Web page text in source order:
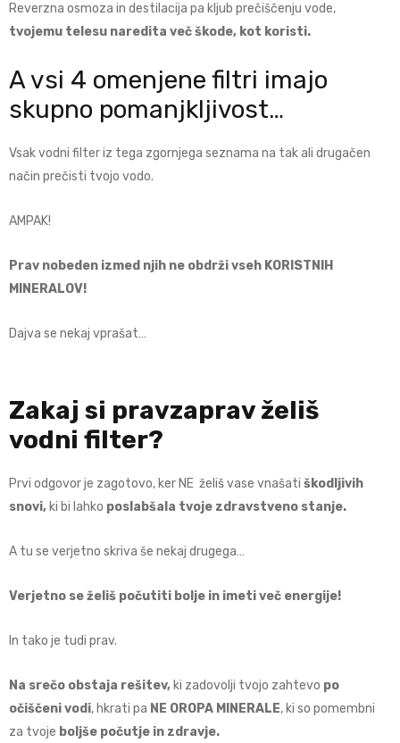
Reverzna osmoza in destilacija pa kljub prečiščenju vode,
tvojemu telesu naredita več škode, kot koristi.
A vsi 4 omenjene filtri imajo
skupno pomanjkljivost…
Vsak vodni filter iz tega zgornjega seznama na tak ali drugačen
način prečisti tvojo vodo.
AMPAK!
Prav nobeden izmed njih ne obdrži vseh KORISTNIH
MINERALOV!
Dajva se nekaj vprašat…
Zakaj si pravzaprav želiš
vodni filter?
Prvi odgovor je zagotovo, ker NE želiš vase vnašati škodljivih
snovi, ki bi lahko poslabšala tvoje zdravstveno stanje.
A tu se verjetno skriva še nekaj drugega…
Verjetno se želiš počutiti bolje in imeti več energije!
In tako je tudi prav.
Na srečo obstaja rešitev, ki zadovolji tvojo zahtevo po
očiščeni vodi, hkrati pa NE OROPA MINERALE, ki so pomembni
za tvoje boljše počutje in zdravje.